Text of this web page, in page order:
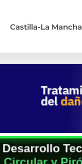
Castilla-La Mancha